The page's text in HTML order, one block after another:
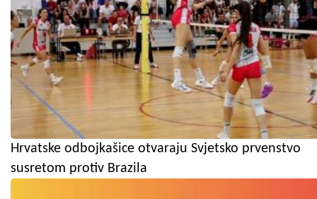
Hrvatske odbojkašice otvaraju Svjetsko prvenstvo
susretom protiv Brazila